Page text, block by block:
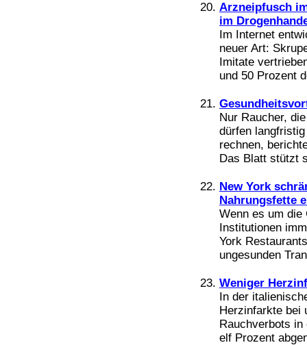
Arzneipfusch
im
Im Internet
neuer Art:
Imitate
und 50 Prozent
Nur Raucher,
dürfen
rechnen,
Das Blatt stützt
New York
Nahrungsfette
Wenn es um die
Institutionen
York
ungesunden
Weniger
In der
Herzinfarkte bei
Rauchverbots in
elf Prozent